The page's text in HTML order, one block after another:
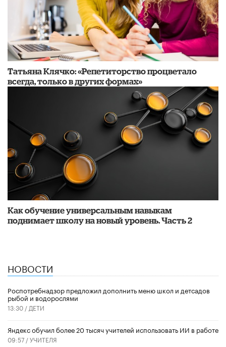
​Татьяна Клячко: «Репетиторство процветало
всегда, только в других формах»
​Как обучение универсальным навыкам
поднимает школу на новый уровень. Часть 2
НОВОСТИ
Роспотребнадзор предложил дополнить меню школ и детсадов
рыбой и водорослями
13:30 / ДЕТИ
​Яндекс обучил более 20 тысяч учителей использовать ИИ в работе
09:57 /УЧИТЕЛЯ